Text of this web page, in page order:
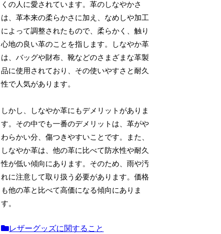
くの人に愛されています。革のしなやかさ
は、革本来の柔らかさに加え、なめしや加工
によって調整されたもので、柔らかく、触り
心地の良い革のことを指します。しなやか革
は、バッグや財布、靴などのさまざまな革製
品に使用されており、その使いやすさと耐久
性で人気があります。
しかし、しなやか革にもデメリットがありま
す。その中でも一番のデメリットは、革がや
わらかい分、傷つきやすいことです。また、
しなやか革は、他の革に比べて防水性や耐久
性が低い傾向にあります。そのため、雨や汚
れに注意して取り扱う必要があります。価格
も他の革と比べて高価になる傾向にありま
す。
レザーグッズに関すること